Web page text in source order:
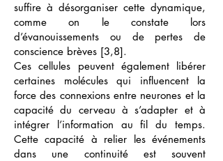
suffire à désorganiser cette dynamique,
comme on le constate lors
d’évanouissements ou de pertes de
conscience brèves [3,8].
Ces cellules peuvent également libérer
certaines molécules qui influencent la
force des connexions entre neurones et la
capacité du cerveau à s’adapter et à
intégrer l’information au fil du temps.
Cette capacité à relier les événements
dans une continuité est souvent